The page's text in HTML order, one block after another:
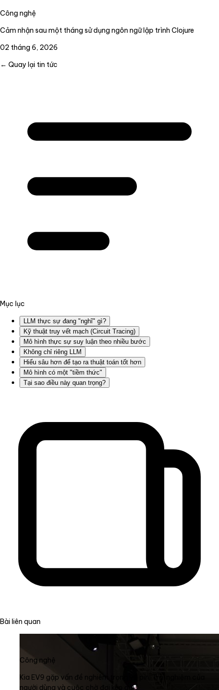
Công nghệ
Cảm nhận sau một tháng sử dụng ngôn ngữ lập trình Clojure
02 tháng 6, 2026
← Quay lại tin tức
Mục lục
LLM thực sự đang "nghĩ" gì?
Kỹ thuật truy vết mạch (Circuit Tracing)
Mô hình thực sự suy luận theo nhiều bước
Không chỉ riêng LLM
Hiểu sâu hơn để tạo ra thuật toán tốt hơn
Mô hình có một "tiềm thức"
Tại sao điều này quan trọng?
Bài liên quan
Công nghệ
Kia EV9 gặp vấn đề nghiêm trọng về pin: Trải nghiệm của
người dùng và cuộc chờ đợi kéo dài